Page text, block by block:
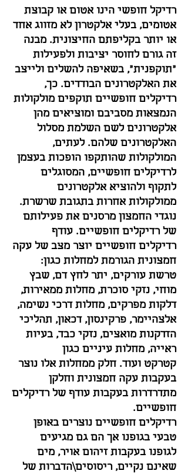
רדיקל חופשי הינו אטום או קבוצת
אטומים, בעלי אלקטרון לא מזווג אחד
או יותר בקליפתם החיצונית. מבנה
זה גורם לחוסר יציבות ולפעילות
"תוקפנית", בשאיפה להשלים ולייצב
את האלקטרונים הבודדים. כך,
רדיקלים חופשיים תוקפים מולקולות
הנמצאות מסביבם ומוציאים מהן
אלקטרונים לשם השלמת מסלול
האלקטרונים שלהם. לעתים,
המולקולות שהותקפו הופכות בעצמן
לרדיקלים חופשיים, המסוגלים
לתקוף ולהוציא אלקטרונים
ממולקולות אחרות בתגובת שרשרת.
נוגדי החמצון מרסנים את פעילותם
של רדיקלים חופשיים. עודף
רדיקלים חופשיים יוצר מצב של עקה
חמצונית הגורמת למחלות כגון:
טרשת עורקים, יתר לחץ דם, שבץ
מוחי, נזקי סוכרת, מחלות ממאירות,
דלקות מפרקים, מחלות דרכי נשימה,
אלצהיימר, פרקינסון, דכאון, תהליכי
הזדקנות מואצים, נזקי כבד, בעיות
ראייה, מחלות עיניים כגון
קטרקט ועוד. חלק ממחלות אלו נוצר
בעקבות עקה חמצונית וחלקן
מתדרדרות בעקבות עודף של רדיקלים
חופשיים.
רדיקלים חופשיים נוצרים באופן
טבעי בגופנו אך הם גם מגיעים
לגופנו בעקבות זיהום אויר, מים
שאינם נקיים, ריסוסים\הדברות של